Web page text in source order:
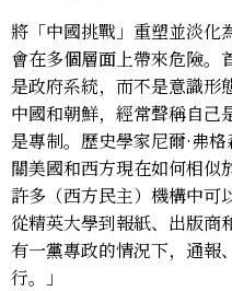
將「中國挑戰」重塑並淡化
會在多個層面上帶來危險。
是政府系統，而不是意識形
中國和朝鮮，經常聲稱自己
是專制。歷史學家尼爾·弗
關美國和西方現在如何相似
許多（西方民主）機構中
從精英大學到報紙、出版商
有一黨專政的情況下，通報
行。」